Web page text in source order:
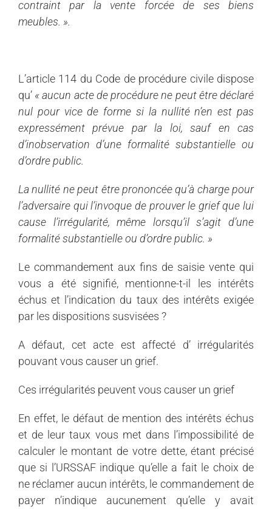
contraint par la vente forcée de ses biens
meubles. ».
L’article 114 du Code de procédure civile dispose
qu’ «aucun acte de procédure ne peut être déclaré
nul pour vice de forme si la nullité n’en est pas
expressément prévue par la loi, sauf en cas
d’inobservation d’une formalité substantielle ou
d’ordre public.
La nullité ne peut être prononcée qu’à charge pour
l’adversaire qui l’invoque de prouver le grief que lui
cause l’irrégularité, même lorsqu’il s’agit d’une
formalité substantielle ou d’ordre public. »
Le commandement aux fins de saisie vente qui
vous a été signifié, mentionne-t-il les intérêts
échus et l’indication du taux des intérêts exigée
par les dispositions susvisées ?
A défaut, cet acte est affecté d’ irrégularités
pouvant vous causer un grief.
Ces irrégularités peuvent vous causer un grief
En effet, le défaut de mention des intérêts échus
et de leur taux vous met dans l’impossibilité de
calculer le montant de votre dette, étant précisé
que si l’URSSAF indique qu’elle a fait le choix de
ne réclamer aucun intérêts, le commandement de
payer n’indique aucunement qu’elle y avait